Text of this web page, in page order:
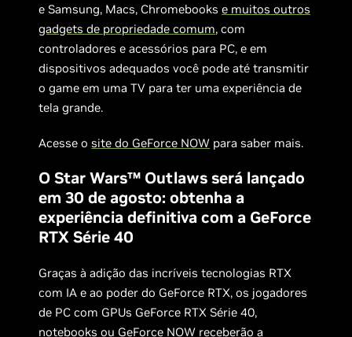
e Samsung, Macs, Chromebookse muitos outros
gadgets de propriedade comum, com
controladores e acessórios para PC, e em
dispositivos adequados você pode até transmitir
o game em uma TV para ter uma experiência de
tela grande.
Acesse osite do GeForce NOW para saber mais.
O Star Wars™ Outlaws será lançado
em 30 de agosto: obtenha a
experiência definitiva com a GeForce
RTX Série 40
Graças à adição das incríveis tecnologias RTX
com IA e ao poder do GeForce RTX, os jogadores
de PC com GPUs GeForce RTX Série 40,
notebooks ou GeForce NOW receberão a